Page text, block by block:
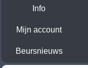
Info
Mijn account
Beursnieuws